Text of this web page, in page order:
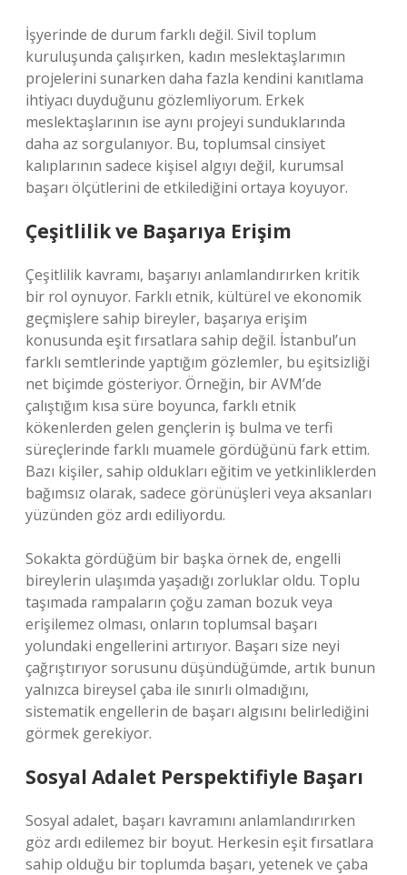
İşyerinde de durum farklı değil. Sivil toplum
kuruluşunda çalışırken, kadın meslektaşlarımın
projelerini sunarken daha fazla kendini kanıtlama
ihtiyacı duyduğunu gözlemliyorum. Erkek
meslektaşlarının ise aynı projeyi sunduklarında
daha az sorgulanıyor. Bu, toplumsal cinsiyet
kalıplarının sadece kişisel algıyı değil, kurumsal
başarı ölçütlerini de etkilediğini ortaya koyuyor.
Çeşitlilik ve Başarıya Erişim
Çeşitlilik kavramı, başarıyı anlamlandırırken kritik
bir rol oynuyor. Farklı etnik, kültürel ve ekonomik
geçmişlere sahip bireyler, başarıya erişim
konusunda eşit fırsatlara sahip değil. İstanbul’un
farklı semtlerinde yaptığım gözlemler, bu eşitsizliği
net biçimde gösteriyor. Örneğin, bir AVM’de
çalıştığım kısa süre boyunca, farklı etnik
kökenlerden gelen gençlerin iş bulma ve terfi
süreçlerinde farklı muamele gördüğünü fark ettim.
Bazı kişiler, sahip oldukları eğitim ve yetkinliklerden
bağımsız olarak, sadece görünüşleri veya aksanları
yüzünden göz ardı ediliyordu.
Sokakta gördüğüm bir başka örnek de, engelli
bireylerin ulaşımda yaşadığı zorluklar oldu. Toplu
taşımada rampaların çoğu zaman bozuk veya
erişilemez olması, onların toplumsal başarı
yolundaki engellerini artırıyor. Başarı size neyi
çağrıştırıyor sorusunu düşündüğümde, artık bunun
yalnızca bireysel çaba ile sınırlı olmadığını,
sistematik engellerin de başarı algısını belirlediğini
görmek gerekiyor.
Sosyal Adalet Perspektifiyle Başarı
Sosyal adalet, başarı kavramını anlamlandırırken
göz ardı edilemez bir boyut. Herkesin eşit fırsatlara
sahip olduğu bir toplumda başarı, yetenek ve çaba